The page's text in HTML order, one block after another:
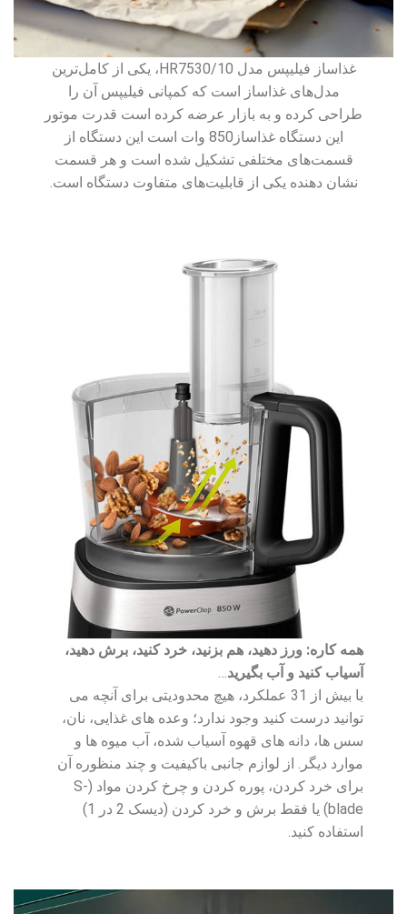
غذاساز فیلیپس مدل 10/HR7530، یکی از کامل‌ترین
مدل‌های غذاساز است که کمپانی فیلیپس آن را
طراحی کرده و به بازار عرضه کرده است قدرت موتور
این دستگاه غذاساز850 وات است این دستگاه از
قسمت‌های مختلفی تشکیل شده است و هر قسمت
نشان دهنده یکی از قابلیت‌های متفاوت دستگاه است.
همه کاره: ورز دهید، هم بزنید، خرد کنید، برش دهید،
آسیاب کنید و آب بگیرید
با بیش از 31 عملکرد، هیچ محدودیتی برای آنچه می
توانید درست کنید وجود ندارد؛ وعده های غذایی، نان،
سس ها، دانه های قهوه آسیاب شده، آب میوه ها و
موارد دیگر. از لوازم جانبی باکیفیت و چند منظوره آن
برای خرد کردن، پوره کردن و چرخ کردن مواد (S-
blade) یا فقط برش و خرد کردن (دیسک 2 در 1)
استفاده کنید.